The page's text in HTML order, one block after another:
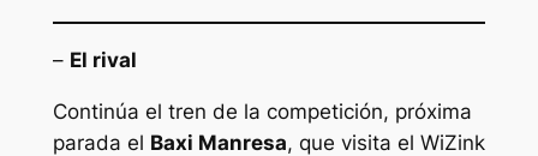
– El rival
Continúa el tren de la competición, próxima
parada el Baxi Manresa, que visita el WiZink